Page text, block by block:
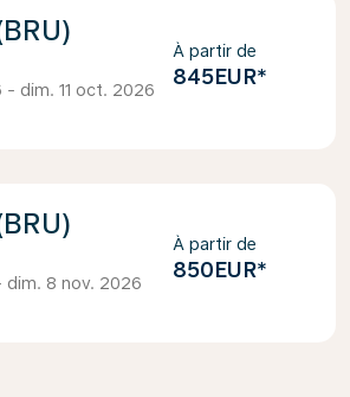
- dim. 11 oct. 2026
À partir de
845EUR*
dim. 8 nov. 2026
À partir de
850EUR*